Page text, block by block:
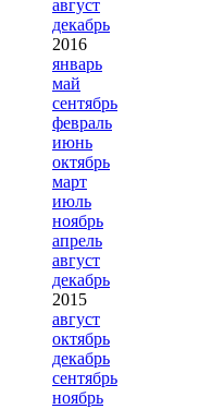
август
декабрь
2016
январь
май
сентябрь
февраль
июнь
октябрь
март
июль
ноябрь
апрель
август
декабрь
2015
август
октябрь
декабрь
сентябрь
ноябрь